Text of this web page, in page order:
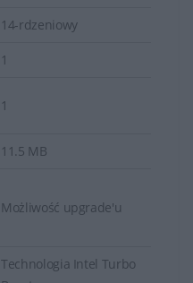
14-rdzeniowy
1
1
11.5 MB
Możliwość upgrade'u
Technologia Intel Turbo